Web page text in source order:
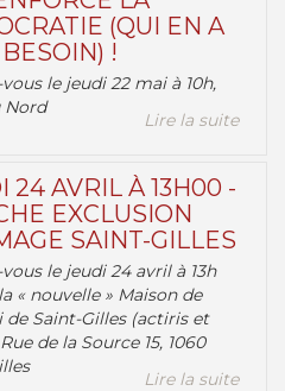
(QUI EN A
!
le jeudi 22 mai à 10h,
Nord
Lire la suite
24 AVRIL À 13H00 -
EXCLUSION
SAINT-GILLES
le jeudi 24 avril à 13h
« nouvelle » Maison de
de Saint-Gilles (actiris et
de la Source 15, 1060
Lire la suite